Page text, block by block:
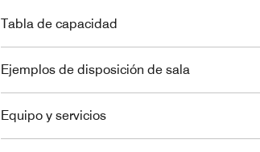
Tabla de capacidad
Ejemplos de disposición de sala
Equipo y servicios